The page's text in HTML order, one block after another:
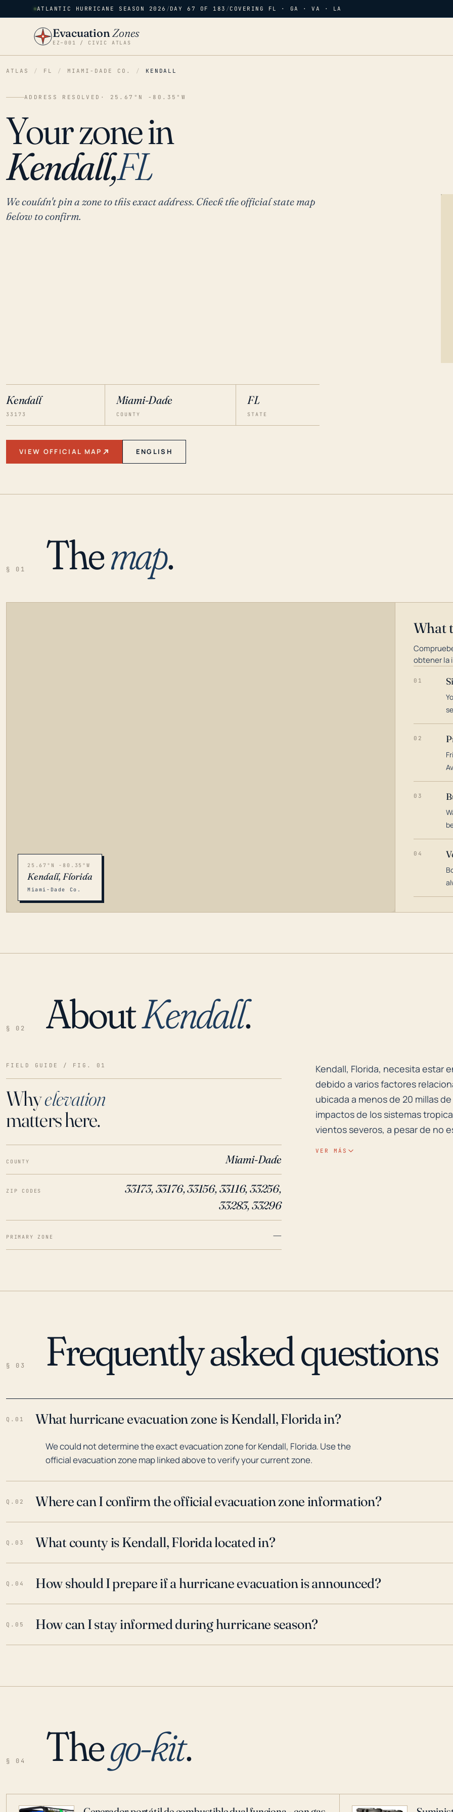
ATLANTIC HURRICANE SEASON 2026 /DAY 67 OF 183 /COVERING FL · GA · VA · LA
EvacuationZones
EZ–001 / CIVIC ATLAS
ATLAS / FL / MIAMI-DADE CO. / KENDALL
ADDRESS RESOLVED · 25.67°N -80.35°W
Your zone in
Kendall,FL
We couldn't pin a zone to this exact address. Check the official state map
below to confirm.
Kendall
33173
Miami-Dade
COUNTY
FL
STATE
VIEW OFFICIAL MAP ENGLISH
§ 01 Themap.
LOADING…
25.67°N -80.35°W
Kendall, Florida
Miami-Dade Co.
What
obtener la
01
02
03
04
§ 02 AboutKendall.
FIELD GUIDE / FIG. 01
Whyelevation
matters here.
COUNTY Miami-Dade
ZIP CODES
33173, 33176, 33156, 33116, 33256,
33283, 33296
PRIMARY ZONE —
Kendall, Florida, necesita estar
Kendall, Florida, necesita estar
debido a varios factores
ubicada a menos de 20 millas
impactos de los sistemas
vientos severos, a pesar de no
relativamente baja elevación
precauciones necesarias.
VER MÁS
§ 03 Frequently asked questions
Q.01 What hurricane evacuation zone is Kendall, Florida in?
We could not determine the exact evacuation zone for Kendall, Florida. Use the
official evacuation zone map linked above to verify your current zone.
Q.02 Where can I confirm the official evacuation zone information?
Q.03 What county is Kendall, Florida located in?
Q.04 How should I prepare if a hurricane evacuation is announced?
Q.05 How can I stay informed during hurricane season?
§ 04 Thego-kit.